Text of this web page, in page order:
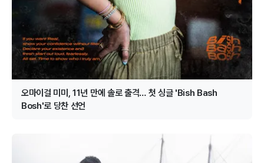
오마이걸 미미, 11년 만에 솔로 출격… 첫 싱글 'Bish Bash
Bosh'로 당찬 선언